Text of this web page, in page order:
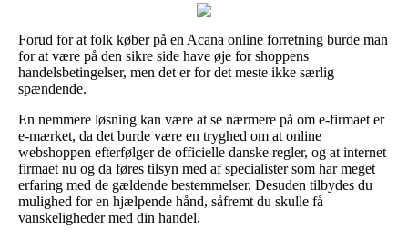
Forud for at folk køber på en Acana online forretning burde man
for at være på den sikre side have øje for shoppens
handelsbetingelser, men det er for det meste ikke særlig
spændende.
En nemmere løsning kan være at se nærmere på om e-firmaet er
e-mærket, da det burde være en tryghed om at online
webshoppen efterfølger de officielle danske regler, og at internet
firmaet nu og da føres tilsyn med af specialister som har meget
erfaring med de gældende bestemmelser. Desuden tilbydes du
mulighed for en hjælpende hånd, såfremt du skulle få
vanskeligheder med din handel.